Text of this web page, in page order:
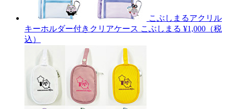
こぶしまるアクリル
キーホルダー付きクリアケース こぶしまる ¥1,000（税
込）